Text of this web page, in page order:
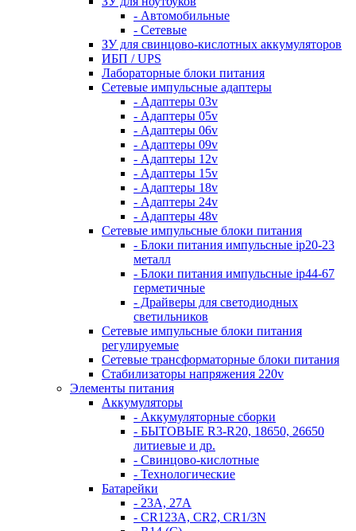
- Автомобильные
- Сетевые
ЗУ для свинцово-кислотных аккумуляторов
ИБП / UPS
Лабораторные блоки питания
Сетевые импульсные адаптеры
- Адаптеры 03v
- Адаптеры 05v
- Адаптеры 06v
- Адаптеры 09v
- Адаптеры 12v
- Адаптеры 15v
- Адаптеры 18v
- Адаптеры 24v
- Адаптеры 48v
Сетевые импульсные блоки питания
- Блоки питания импульсные ip20-23
металл
- Блоки питания импульсные ip44-67
герметичные
- Драйверы для светодиодных
светильников
Сетевые импульсные блоки питания
регулируемые
Сетевые трансформаторные блоки питания
Стабилизаторы напряжения 220v
Элементы питания
Аккумуляторы
- Аккумуляторные сборки
- БЫТОВЫЕ R3-R20, 18650, 26650
литиевые и др.
- Свинцово-кислотные
- Технологические
Батарейки
- 23A, 27A
- CR123A, CR2, CR1/3N